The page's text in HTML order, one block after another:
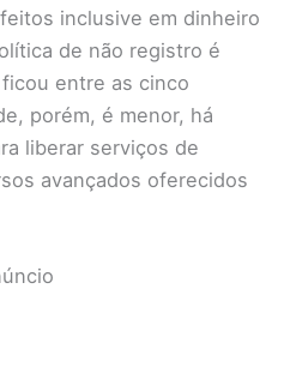
inclusive em dinheiro
de não registro é
entre as cinco
porém, é menor, há
liberar serviços de
avançados oferecidos